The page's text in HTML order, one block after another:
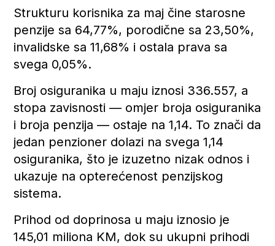
Strukturu korisnika za maj čine starosne
penzije sa 64,77%, porodične sa 23,50%,
invalidske sa 11,68% i ostala prava sa
svega 0,05%.
Broj osiguranika u maju iznosi 336.557, a
stopa zavisnosti — omjer broja osiguranika
i broja penzija — ostaje na 1,14. To znači da
jedan penzioner dolazi na svega 1,14
osiguranika, što je izuzetno nizak odnos i
ukazuje na opterećenost penzijskog
sistema.
Prihod od doprinosa u maju iznosio je
145,01 miliona KM, dok su ukupni prihodi